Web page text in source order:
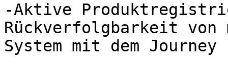
-Aktive
Rückverfolgbarkeit von
System mit dem